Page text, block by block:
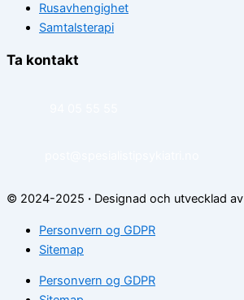
Rusavhengighet
Samtalsterapi
Ta kontakt
© 2024-2025 · Designad och utvecklad av
Personvern og GDPR
Sitemap
Personvern og GDPR